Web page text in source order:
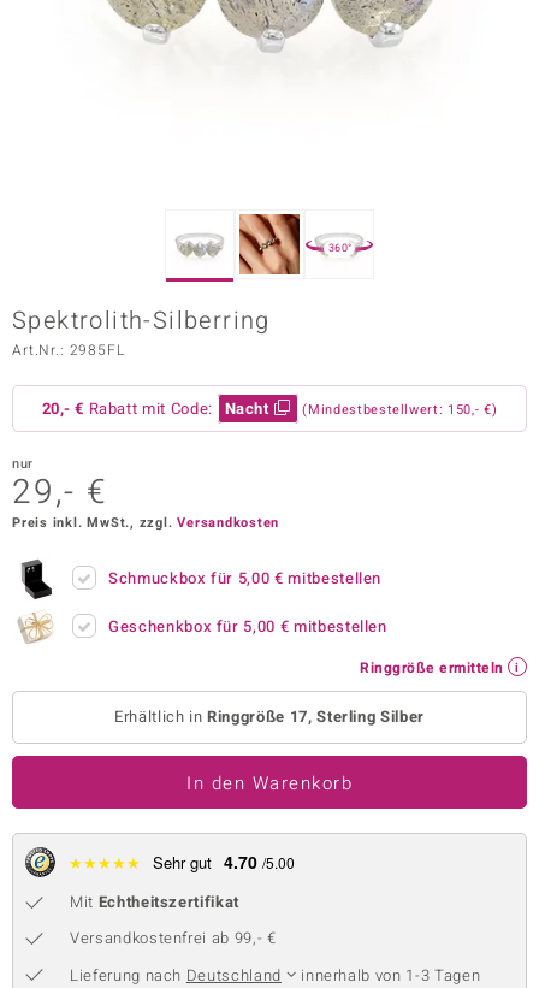
BY DE MELO
Collection
360°
Spektrolith-Silberring
Art.Nr.: 2985FL
20,- € Rabatt mit Code: Nacht (Mindestbestellwert: 150,- €)
nur
29,- €
Preis inkl. MwSt., zzgl.Versandkosten
Schmuckbox für 5,00 € mitbestellen
Geschenkbox für 5,00 € mitbestellen
Ringgröße ermitteln
Erhältlich inRinggröße 17, Sterling Silber
In den Warenkorb
★★★★★ Sehr gut 4.70 /5.00
Mit Echtheitszertifikat
Versandkostenfrei ab 99,- €
Lieferung nach Deutschland
innerhalb von 1-3 Tagen